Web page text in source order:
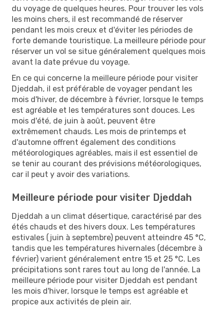
du voyage de quelques heures. Pour trouver les vols
les moins chers, il est recommandé de réserver
pendant les mois creux et d'éviter les périodes de
forte demande touristique. La meilleure période pour
réserver un vol se situe généralement quelques mois
avant la date prévue du voyage.
En ce qui concerne la meilleure période pour visiter
Djeddah, il est préférable de voyager pendant les
mois d'hiver, de décembre à février, lorsque le temps
est agréable et les températures sont douces. Les
mois d'été, de juin à août, peuvent être
extrêmement chauds. Les mois de printemps et
d'automne offrent également des conditions
météorologiques agréables, mais il est essentiel de
se tenir au courant des prévisions météorologiques,
car il peut y avoir des variations.
Meilleure période pour visiter Djeddah
Djeddah a un climat désertique, caractérisé par des
étés chauds et des hivers doux. Les températures
estivales (juin à septembre) peuvent atteindre 45 °C,
tandis que les températures hivernales (décembre à
février) varient généralement entre 15 et 25 °C. Les
précipitations sont rares tout au long de l'année. La
meilleure période pour visiter Djeddah est pendant
les mois d'hiver, lorsque le temps est agréable et
propice aux activités de plein air.